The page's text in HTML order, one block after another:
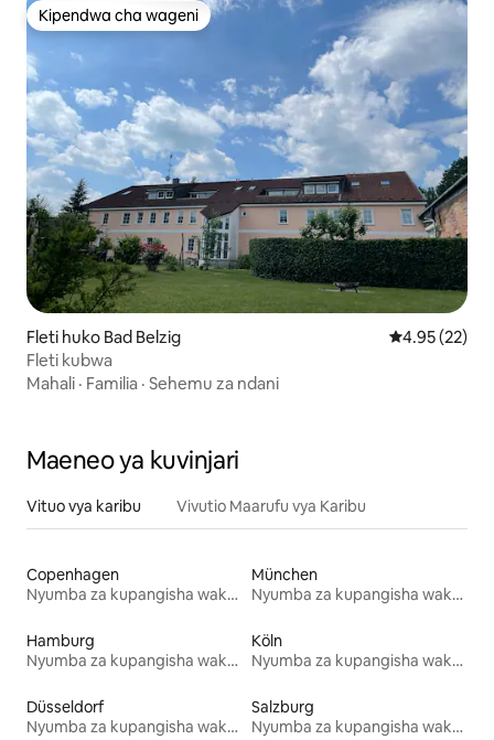
Kipendwa cha wageni
Kipendwa cha wageni
Fleti huko Bad Belzig Ukadiriaji wa
4.95 (22)
Fleti kubwa
Mahali · Familia · Sehemu za ndani
Maeneo ya kuvinjari
Vituo vya karibu Vivutio Maarufu vya Karibu
Copenhagen
Nyumba za kupangisha wakati wa likizo
München
Nyumba za kupangisha wakati wa likizo
Hamburg
Nyumba za kupangisha wakati wa likizo
Köln
Nyumba za kupangisha wakati wa likizo
Düsseldorf
Nyumba za kupangisha wakati wa likizo
Salzburg
Nyumba za kupangisha wakati wa likizo